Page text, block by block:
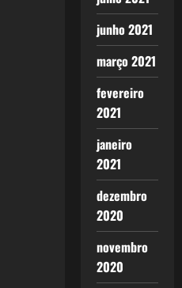
junho 2021
março 2021
fevereiro
2021
janeiro
2021
dezembro
2020
novembro
2020